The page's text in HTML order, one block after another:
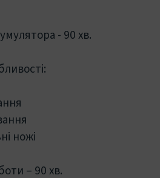
- 90 хв.
ножі
– 90 хв.